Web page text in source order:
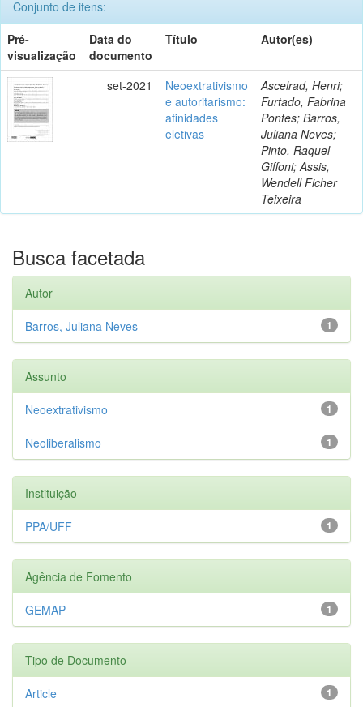
Conjunto de itens:
Pré-
visualização
Data do
documento
Título Autor(es)
set-2021
Neoextrativismo
e autoritarismo:
afinidades
eletivas
Ascelrad, Henri;
Furtado, Fabrina
Pontes; Barros,
Juliana Neves;
Pinto, Raquel
Giffoni; Assis,
Wendell Ficher
Teixeira
Busca facetada
Autor
1
Barros, Juliana Neves
Assunto
1
Neoextrativismo
1
Neoliberalismo
Instituição
1
PPA/UFF
Agência de Fomento
1
GEMAP
Tipo de Documento
1
Article